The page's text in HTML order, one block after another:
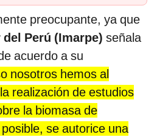
preocupante, ya que
Perú (Imarpe) señala
acuerdo a su
nosotros hemos al
realización de estudios
la biomasa de
se autorice una